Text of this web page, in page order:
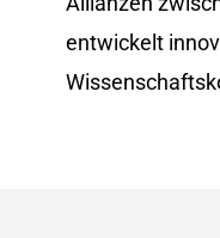
entwickelt